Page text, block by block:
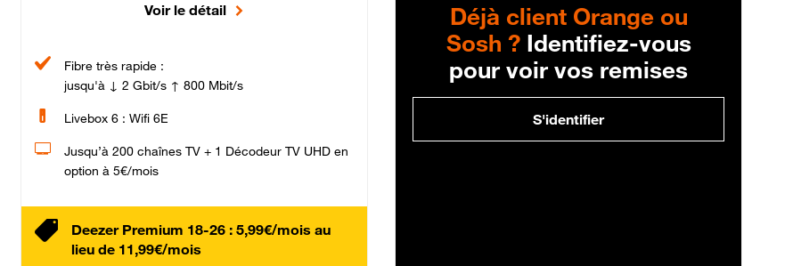
Voir le détail
Fibre très rapide :
jusqu'à ↓ 2 Gbit/s ↑ 800 Mbit/s
Livebox 6 : Wifi 6E
Jusqu’à 200 chaînes TV + 1 Décodeur TV UHD en
option à 5€/mois
Deezer Premium 18-26 : 5,99€/mois au
lieu de 11,99€/mois
Déjà client Orange ou
Sosh ?Identifiez-vous
pour voir vos remises
S'identifier